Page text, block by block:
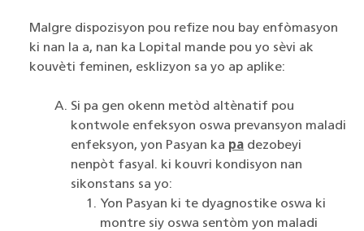
Malgre dispozisyon pou refize nou bay enfòmasyon
ki nan la a, nan ka Lopital mande pou yo sèvi ak
kouvèti feminen, esklizyon sa yo ap aplike:
Si pa gen okenn metòd altènatif pou
kontwole enfeksyon oswa prevansyon maladi
enfeksyon, yon Pasyan ka pa dezobeyi
nenpòt fasyal. ki kouvri kondisyon nan
sikonstans sa yo:
Yon Pasyan ki te dyagnostike oswa ki
montre siy oswa sentòm yon maladi